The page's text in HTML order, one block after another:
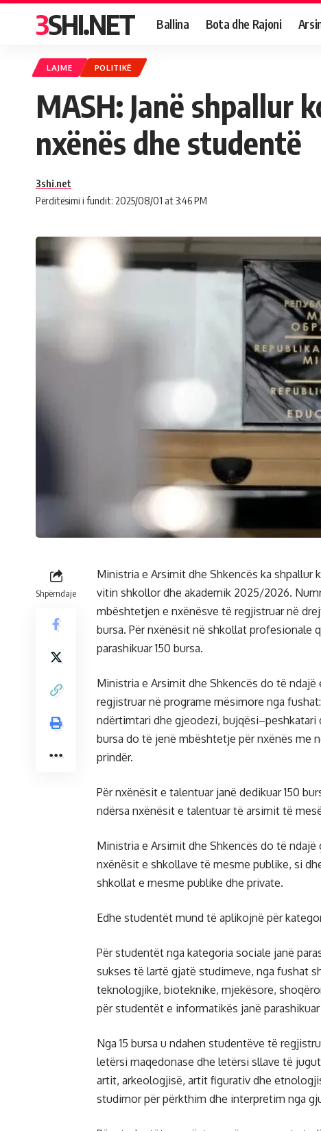
3SHI.NET Ballina Bota dhe Rajoni
LAJME POLITIKË
MASH: Janë shpallur
nxënës dhe studentë
Përditësimi i fundit: 2025/08/01 at 3:46 PM
3shi.net
Shpërndaje
Ministria e Arsimit dhe Shkencës ka
vitin shkollor dhe akademik 2025/2026.
mbështetjen e nxënësve të regjistruar në
bursa. Për nxënësit në shkollat profesionale
parashikuar 150 bursa.
Ministria e Arsimit dhe Shkencës do të
regjistruar në programe mësimore nga
ndërtimtari dhe gjeodezi, bujqësi–peshkatari
bursa do të jenë mbështetje për nxënës me
prindër.
Për nxënësit e talentuar janë dedikuar 150
ndërsa nxënësit e talentuar të arsimit të
Ministria e Arsimit dhe Shkencës do të
nxënësit e shkollave të mesme publike, si
shkollat e mesme publike dhe private.
Edhe studentët mund të aplikojnë për
Për studentët nga kategoria sociale janë
sukses të lartë gjatë studimeve, nga fushat
teknologjike, bioteknike, mjekësore,
për studentët e informatikës janë
Nga 15 bursa u ndahen studentëve të
letërsi maqedonase dhe letërsi sllave të
artit, arkeologjisë, artit figurativ dhe
studimor për përkthim dhe interpretim nga